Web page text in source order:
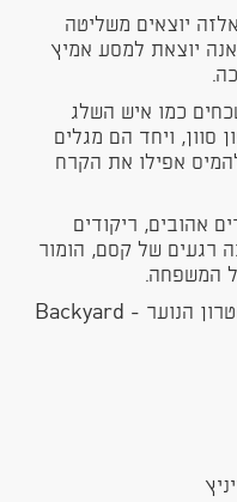
יוצאים משליטה
יוצאת למסע אמיץ
כמו איש השלג
סוון, ויחד הם מגלים
אפילו את הקרח
אהובים, ריקודים
רגעים של קסם, הומור
המשפחה.
המופע מבוצע על ידי קבוצת תיאטרון הנוער - Backyard